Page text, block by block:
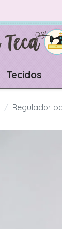
Tecidos
Regulador